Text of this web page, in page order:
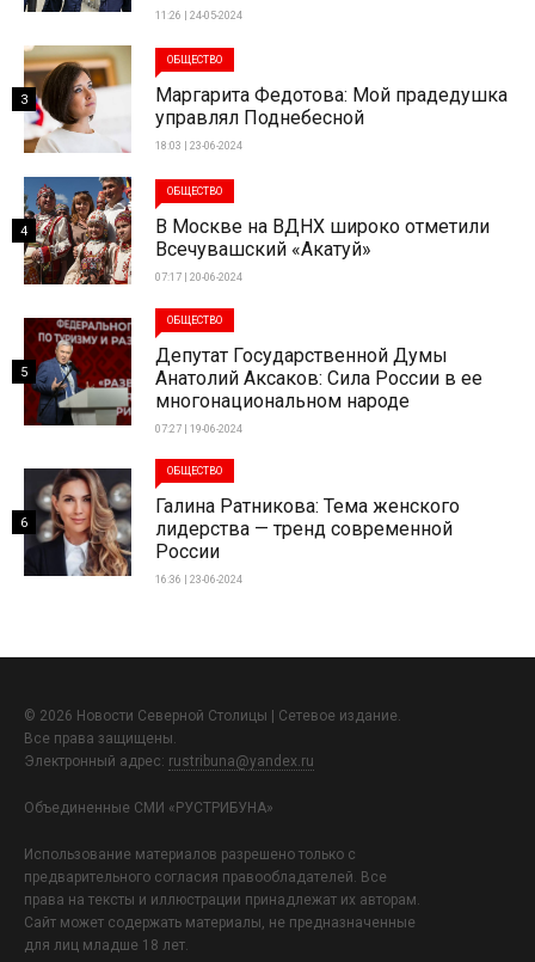
11:26 | 24-05-2024
ОБЩЕСТВО
Маргарита Федотова: Мой прадедушка
управлял Поднебесной
18:03 | 23-06-2024
3
ОБЩЕСТВО
В Москве на ВДНХ широко отметили
Всечувашский «Акатуй»
07:17 | 20-06-2024
4
ОБЩЕСТВО
Депутат Государственной Думы
Анатолий Аксаков: Сила России в ее
многонациональном народе
07:27 | 19-06-2024
5
ОБЩЕСТВО
Галина Ратникова: Тема женского
лидерства — тренд современной
России
16:36 | 23-06-2024
6
© 2026 Новости Северной Столицы | Сетевое издание.
Все права защищены.
Электронный адрес: rustribuna@yandex.ru
Объединенные СМИ «РУСТРИБУНА»
Использование материалов разрешено только с
предварительного согласия правообладателей. Все
права на тексты и иллюстрации принадлежат их авторам.
Сайт может содержать материалы, не предназначенные
для лиц младше 18 лет.